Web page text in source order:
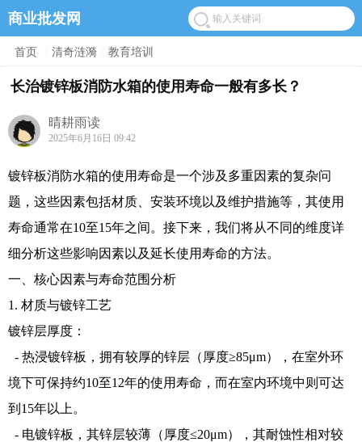
商业批发网
首页 清奇涟漪 教育培训
长治镀锌板消防水箱的使用寿命一般有多长？
晴耕雨读
2025年6月16日 09:42
镀锌板消防水箱的使用寿命是一个涉及多重因素的复杂问
题，这些因素包括材质、安装环境以及维护措施等，其使用
寿命通常在10至15年之间。接下来，我们将从不同的维度详
细分析这些影响因素以及延长使用寿命的方法。
一、核心因素与寿命范围分析
1. 材质与镀锌工艺
镀锌层厚度：
- 热浸镀锌板，拥有较厚的锌层（厚度≥85μm），在室外环
境下可保持约10至12年的使用寿命，而在室内环境中则可达
到15年以上。
- 电镀锌板，其锌层较薄（厚度≤20μm），其耐蚀性相对较